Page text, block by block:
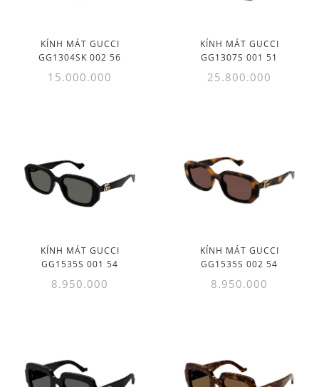
KÍNH MÁT GUCCI
GG1304SK 002 56
15.000.000
KÍNH MÁT GUCCI
GG1307S 001 51
25.800.000
KÍNH MÁT GUCCI
GG1535S 001 54
8.950.000
KÍNH MÁT GUCCI
GG1535S 002 54
8.950.000